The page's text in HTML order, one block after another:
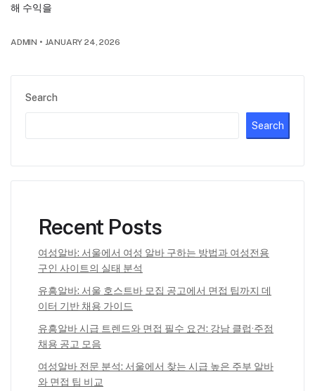
Search
Search
Recent Posts
여성알바: 서울에서 여성 알바 구하는 방법과 여성전용
구인 사이트의 실태 분석
유흥알바: 서울 호스트바 모집 공고에서 면접 팁까지 데
이터 기반 채용 가이드
유흥알바 시급 트렌드와 면접 필수 요건: 강남 클럽·주점
채용 공고 모음
여성알바 전문 분석: 서울에서 찾는 시급 높은 주부 알바
와 면접 팁 비교
해 수익을
ADMIN • JANUARY 24, 2026